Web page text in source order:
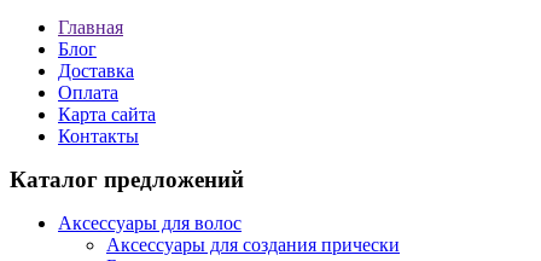
Главная
Блог
Доставка
Оплата
Карта сайта
Контакты
Каталог предложений
Аксессуары для волос
Аксессуары для создания прически